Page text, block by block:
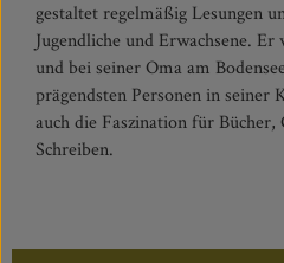
gestaltet regelmäßig Lesungen
Jugendliche und Erwachsene.
und bei seiner Oma am
prägendsten Personen in
auch die Faszination für Bücher,
Schreiben.